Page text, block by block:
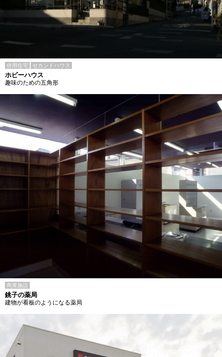
併用住宅 セカンドハウス
ホビーハウス
趣味のための五角形
商業施設
銚子の薬局
建物が看板のようになる薬局